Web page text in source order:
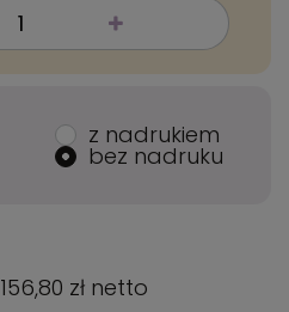
z nadrukiem
bez nadruku
156,80 zł netto